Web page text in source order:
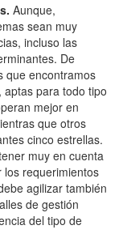
Aunque,
sean muy
incluso las
De
que encontramos
para todo tipo
mejor en
que otros
cinco estrellas.
muy en cuenta
los requerimientos
agilizar también
de gestión
del tipo de